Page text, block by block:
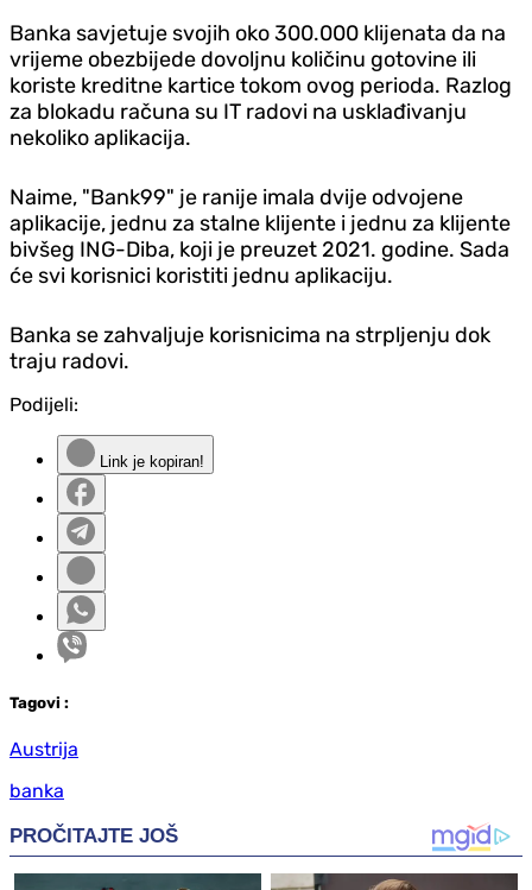
Banka savjetuje svojih oko 300.000 klijenata da na
vrijeme obezbijede dovoljnu količinu gotovine ili
koriste kreditne kartice tokom ovog perioda. Razlog
za blokadu računa su IT radovi na usklađivanju
nekoliko aplikacija.
Naime, "Bank99" je ranije imala dvije odvojene
aplikacije, jednu za stalne klijente i jednu za klijente
bivšeg ING-Diba, koji je preuzet 2021. godine. Sada
će svi korisnici koristiti jednu aplikaciju.
Banka se zahvaljuje korisnicima na strpljenju dok
traju radovi.
Podijeli:
Link je kopiran!
Tagovi :
Austrija
banka